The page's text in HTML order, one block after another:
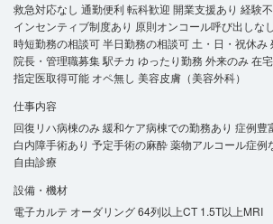
救急対応なし 通勤便利 転科歓迎 開業支援あり 経験
インセンティブ制度あり 原則オンコール呼び出しなし
時短勤務の相談可半日勤務の相談可土・日・祝休み
院長・管理職募集駅チカ ゆったり勤務 外来のみ在
指定医取得可能 オペ無し 美容皮膚（美容外科）
仕事内容
回復リハ病棟のみ緩和ケア病棟での勤務あり 症例豊
白内障手術あり 予定手術の麻酔薬物アルコール症例
自由診療
設備・機材
電子カルテ オーダリング64列以上CT 1.5T以上MRI